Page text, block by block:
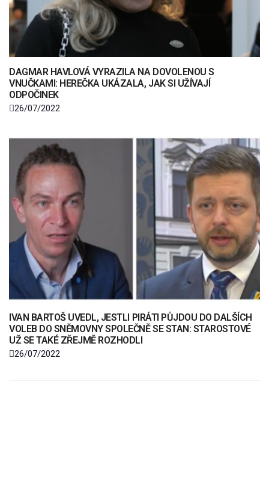
DAGMAR HAVLOVÁ VYRAZILA NA DOVOLENOU S
VNUČKAMI: HEREČKA UKÁZALA, JAK SI UŽÍVAJÍ
ODPOČINEK
26/07/2022
IVAN BARTOŠ UVEDL, JESTLI PIRÁTI PŮJDOU DO DALŠÍCH
VOLEB DO SNĚMOVNY SPOLEČNĚ SE STAN: STAROSTOVÉ
UŽ SE TAKÉ ZŘEJMĚ ROZHODLI
26/07/2022